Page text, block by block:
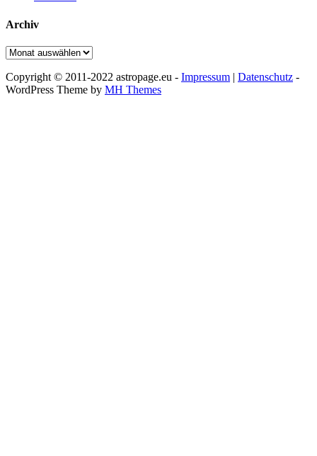
Archiv
Archiv
Copyright © 2011-2022 astropage.eu - Impressum | Datenschutz -
WordPress Theme by MH Themes